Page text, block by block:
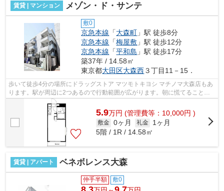
賃貸 | マンション メゾン・ド・サンテ
敷0
京急本線 「大森町 」駅 徒歩8分
京急本線 「梅屋敷 」駅 徒歩12分
京急本線 「平和島 」駅 徒歩17分
築37年 / 14.58㎡
東京都大田区大森西３丁目11－15．
歩いて徒歩4分の場所にドラッグストア マツモトキヨシ マチノマ大森店もあ
ります。駅が周辺に2つあるので行動範囲が広がります。朝に慌てることな
く行動するために駅から徒歩8分の駅近...
5.9万円 (管理費等：10,000円 )
敷金 0ヶ月 礼金
1ヶ月
5階 / 1R / 14.58㎡
賃貸 | アパート ベネボレンス大森
仲手半額 敷0